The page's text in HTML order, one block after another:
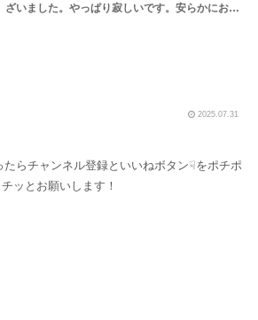
ざいました。やっぱり寂しいです。安らかにお眠
2025.07.31
たらチャンネル登録といいねボタン☟をポチポ
チッとお願いします！